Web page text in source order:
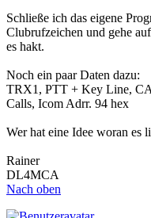
Schließe ich das eigene
Clubrufzeichen und gehe
es hakt.
Noch ein paar Daten dazu:
TRX1, PTT + Key Line,
Calls, Icom Adrr. 94 hex
Wer hat eine Idee woran es
Rainer
DL4MCA
Nach oben